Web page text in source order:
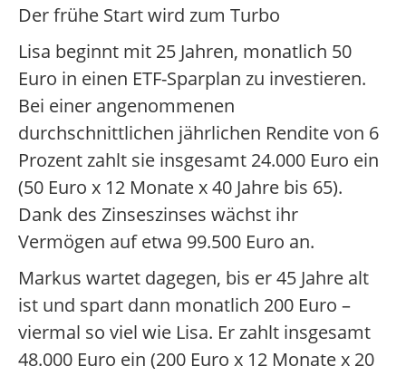
Der frühe Start wird zum Turbo
Lisa beginnt mit 25 Jahren, monatlich 50
Euro in einen ETF-Sparplan zu investieren.
Bei einer angenommenen
durchschnittlichen jährlichen Rendite von 6
Prozent zahlt sie insgesamt 24.000 Euro ein
(50 Euro x 12 Monate x 40 Jahre bis 65).
Dank des Zinseszinses wächst ihr
Vermögen auf etwa 99.500 Euro an.
Markus wartet dagegen, bis er 45 Jahre alt
ist und spart dann monatlich 200 Euro –
viermal so viel wie Lisa. Er zahlt insgesamt
48.000 Euro ein (200 Euro x 12 Monate x 20